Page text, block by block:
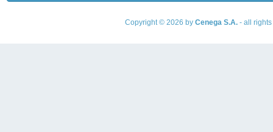
Copyright © 2026 by Cenega S.A.- all rights